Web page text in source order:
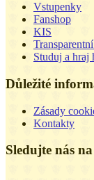
Vstupenky
Fanshop
KIS
Studuj a hraj
Důležité
Zásady
Kontakty
Sledujte nás